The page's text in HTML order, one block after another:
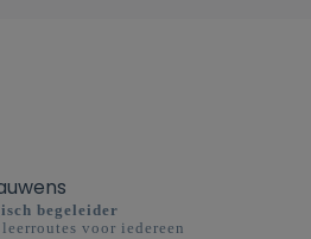
begeleider
voor iedereen